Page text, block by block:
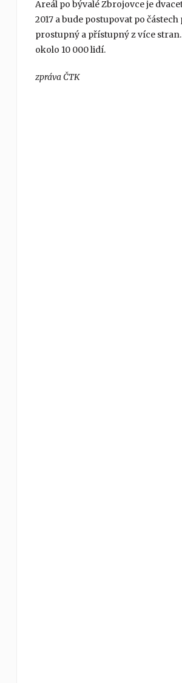
Areál po bývalé Zbrojovce je
2017 a bude postupovat po
prostupný a přístupný z více
okolo 10 000 lidí.
zpráva ČTK